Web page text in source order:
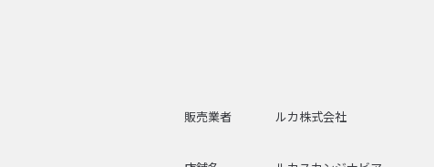
販売業者 ルカ株式会社